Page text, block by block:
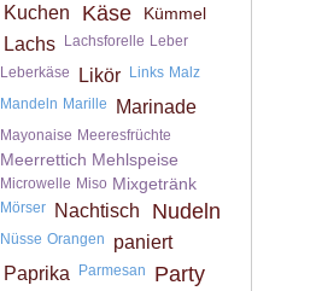
Kuchen
Käse Kümmel
Lachs Lachsforelle Leber
Leberkäse
Likör Links Malz
Mandeln Marille Marinade
Mayonaise Meeresfrüchte
Meerrettich Mehlspeise
Microwelle Miso Mixgetränk
Mörser Nachtisch Nudeln
Nüsse Orangen
paniert
Paprika
Parmesan Party